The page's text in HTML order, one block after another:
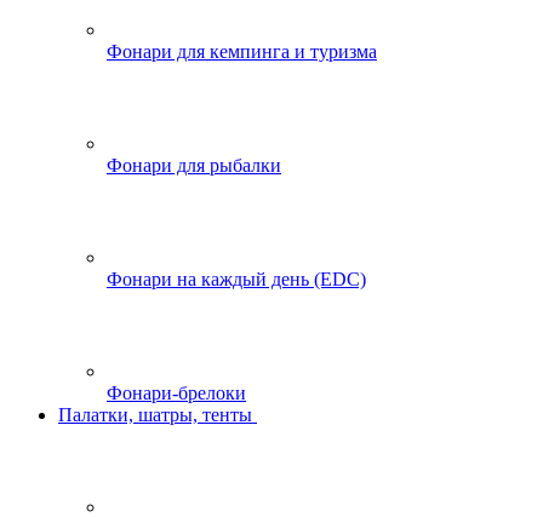
Фонари для кемпинга и туризма
Фонари для рыбалки
Фонари на каждый день (EDC)
Фонари-брелоки
Палатки, шатры, тенты